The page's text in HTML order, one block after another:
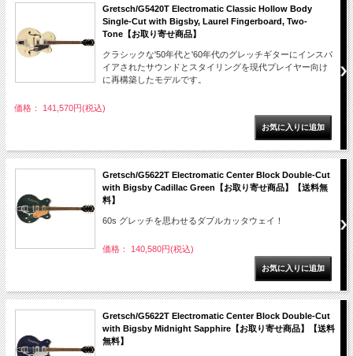
Gretsch/G5420T Electromatic Classic Hollow Body
Single-Cut with Bigsby, Laurel Fingerboard, Two-
Tone【お取り寄せ商品】
クラシックな'50年代と'60年代のグレッチギターにインスパ
イアされたサウンドとスタイリングを現代プレイヤー向け
に再構築したモデルです。
価格： 141,570円(税込)
Gretsch/G5622T Electromatic Center Block Double-Cut
with Bigsby Cadillac Green【お取り寄せ商品】【送料無
料】
60s グレッチを思わせるダブルカッタウェイ！
価格： 140,580円(税込)
Gretsch/G5622T Electromatic Center Block Double-Cut
with Bigsby Midnight Sapphire【お取り寄せ商品】【送料
無料】